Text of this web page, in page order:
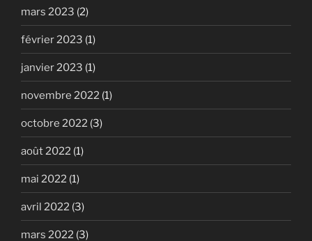
mars 2023 (2)
février 2023 (1)
janvier 2023 (1)
novembre 2022 (1)
octobre 2022 (3)
août 2022 (1)
mai 2022 (1)
avril 2022 (3)
mars 2022 (3)